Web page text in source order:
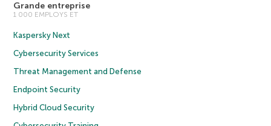
Grande entreprise
1 000 EMPLOYS ET
Kaspersky Next
Cybersecurity Services
Threat Management and Defense
Endpoint Security
Hybrid Cloud Security